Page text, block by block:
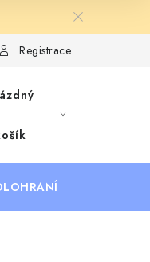
zájmové organizace
Registrace